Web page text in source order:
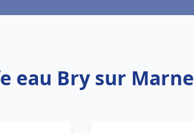
eau Bry sur Marne